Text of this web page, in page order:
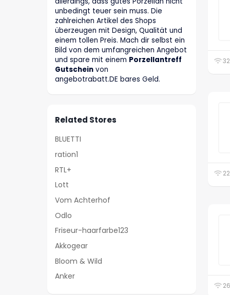
unbedingt teuer sein muss. Die
zahlreichen Artikel des Shops
überzeugen mit Design, Qualität und
einem tollen Preis. Mach dir selbst ein
Bild von dem umfangreichen Angebot
und spare mit einem Porzellantreff
Gutschein von
angebotrabatt.DE bares Geld.
Related Stores
BLUETTI
ration1
RTL+
Lott
Vom Achterhof
Odlo
Friseur-haarfarbe123
Akkogear
Bloom & Wild
Anker